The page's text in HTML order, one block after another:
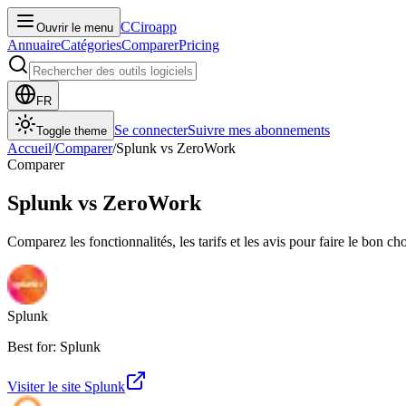
Ouvrir le menu CCiroapp
AnnuaireCatégoriesComparerPricing
FR
Toggle theme Se connecterSuivre mes abonnements
Accueil/Comparer/Splunk vs ZeroWork
Comparer
Splunk vs ZeroWork
Comparez les fonctionnalités, les tarifs et les avis pour faire le bon
Splunk
Best for: Splunk
Visiter le site Splunk